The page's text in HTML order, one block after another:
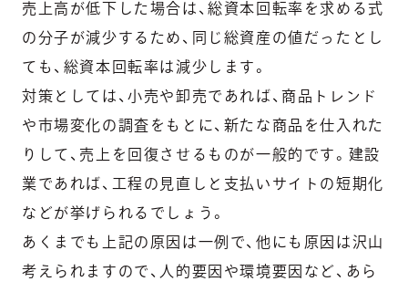
売上高が低下した場合は、総資本回転率を求める式
の分子が減少するため、同じ総資産の値だったとし
ても、総資本回転率は減少します。
対策としては、小売や卸売であれば、商品トレンド
や市場変化の調査をもとに、新たな商品を仕入れた
りして、売上を回復させるものが一般的です。建設
業であれば、工程の見直しと支払いサイトの短期化
などが挙げられるでしょう。
あくまでも上記の原因は一例で、他にも原因は沢山
考えられますので、人的要因や環境要因など、あら